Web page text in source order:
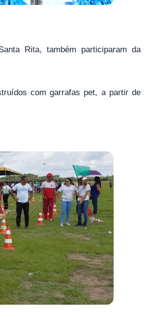
Rita, também participaram da
com garrafas pet, a partir de